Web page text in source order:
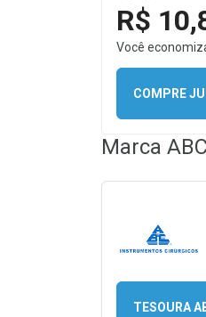
R$
Você
COMPRE
Marca ABC
TESOURA